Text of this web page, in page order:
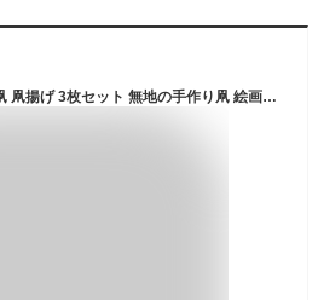
【送料無料】DIY凧 カイト 凧 凧揚げ 3枚セット 無地の手作り凧 絵画カイト ホワイト ダイヤモンド凧 カイトキット